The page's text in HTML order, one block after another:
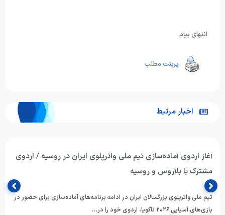
انتهای پیام
پرینت مطلب
اخبار مرتبط
آغاز اردوی آماده‌سازی تیم ملی واترپلوی ایران در روسیه / اردوی
مشترک با بلاروس و روسیه
تیم ملی واترپلوی بزرگسالان ایران در ادامه برنامه‌های آماده‌سازی برای حضور در
بازی‌های آسیایی ۲۰۲۶ ناگویا، اردوی خود را در…